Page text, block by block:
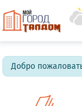
Добро